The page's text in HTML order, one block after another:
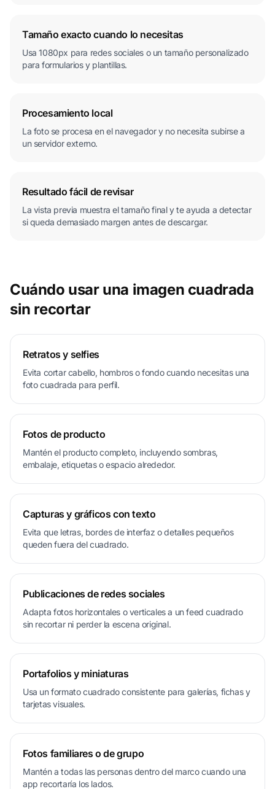
Tamaño exacto cuando lo necesitas
Usa 1080px para redes sociales o un tamaño personalizado
para formularios y plantillas.
Procesamiento local
La foto se procesa en el navegador y no necesita subirse a
un servidor externo.
Resultado fácil de revisar
La vista previa muestra el tamaño final y te ayuda a detectar
si queda demasiado margen antes de descargar.
Cuándo usar una imagen cuadrada
sin recortar
Retratos y selfies
Evita cortar cabello, hombros o fondo cuando necesitas una
foto cuadrada para perfil.
Fotos de producto
Mantén el producto completo, incluyendo sombras,
embalaje, etiquetas o espacio alrededor.
Capturas y gráficos con texto
Evita que letras, bordes de interfaz o detalles pequeños
queden fuera del cuadrado.
Publicaciones de redes sociales
Adapta fotos horizontales o verticales a un feed cuadrado
sin recortar ni perder la escena original.
Portafolios y miniaturas
Usa un formato cuadrado consistente para galerías, fichas y
tarjetas visuales.
Fotos familiares o de grupo
Mantén a todas las personas dentro del marco cuando una
app recortaría los lados.